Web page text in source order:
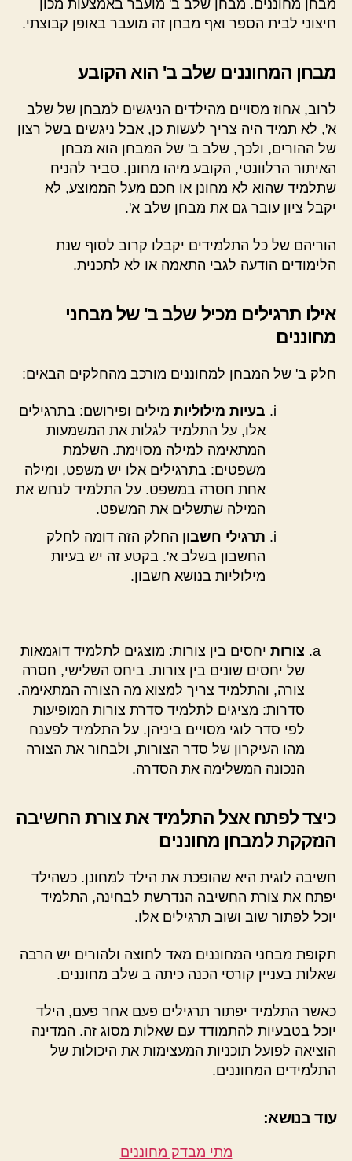
מבחן מחוננים. מבחן שלב ב' מועבר באמצעות מכון
חיצוני לבית הספר ואף מבחן זה מועבר באופן קבוצתי.
מבחן המחוננים שלב ב' הוא הקובע
לרוב, אחוז מסויים מהילדים הניגשים למבחן של שלב
א', לא תמיד היה צריך לעשות כן, אבל ניגשים בשל רצון
של ההורים, ולכך, שלב ב' של המבחן הוא מבחן
האיתור הרלוונטי, הקובע מיהו מחונן. סביר להניח
שתלמיד שהוא לא מחונן או חכם מעל הממוצע, לא
יקבל ציון עובר גם את מבחן שלב א'.
הוריהם של כל התלמידים יקבלו קרוב לסוף שנת
הלימודים הודעה לגבי התאמה או לא לתכנית.
אילו תרגילים מכיל שלב ב' של מבחני
מחוננים
חלק ב' של המבחן למחוננים מורכב מהחלקים הבאים:
בעיות מילוליות מילים ופירושם: בתרגילים
אלו, על התלמיד לגלות את המשמעות
המתאימה למילה מסוימת. השלמת
משפטים: בתרגילים אלו יש משפט, ומילה
אחת חסרה במשפט. על התלמיד לנחש את
המילה שתשלים את המשפט.
תרגילי חשבון החלק הזה דומה לחלק
החשבון בשלב א'. בקטע זה יש בעיות
מילוליות בנושא חשבון.
צורות יחסים בין צורות: מוצגים לתלמיד דוגמאות
של יחסים שונים בין צורות. ביחס השלישי, חסרה
צורה, והתלמיד צריך למצוא מה הצורה המתאימה.
סדרות: מציגים לתלמיד סדרת צורות המופיעות
לפי סדר לוגי מסויים ביניהן. על התלמיד לפענח
מהו העיקרון של סדר הצורות, ולבחור את הצורה
הנכונה המשלימה את הסדרה.
כיצד לפתח אצל התלמיד את צורת החשיבה
הנזקקת למבחן מחוננים
חשיבה לוגית היא שהופכת את הילד למחונן. כשהילד
יפתח את צורת החשיבה הנדרשת לבחינה, התלמיד
יוכל לפתור שוב ושוב תרגילים אלו.
תקופת מבחני המחוננים מאד לחוצה ולהורים יש הרבה
שאלות בעניין קורסי הכנה כיתה ב שלב מחוננים.
כאשר התלמיד יפתור תרגילים פעם אחר פעם, הילד
יוכל בטבעיות להתמודד עם שאלות מסוג זה. המדינה
הוציאה לפועל תוכניות המעצימות את היכולות של
התלמידים המחוננים.
עוד בנושא:
מתי מבדק מחוננים